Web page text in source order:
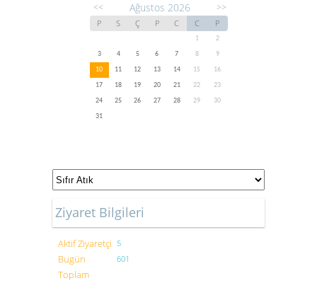
<< Ağustos 2026 >>
P S Ç P C C P
1
2
3
4 5 6 7 8
9
10
11 12 13 14 15
16
17
18 19 20 21 22
23
24
25 26 27 28 29
30
31
Ziyaret Bilgileri
Aktif Ziyaretçi 5
Bugün
Toplam
601